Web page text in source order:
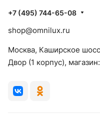
+7 (495) 744-65-08
shop@omnilux.ru
Москва, Каширское
Двор (1 корпус),